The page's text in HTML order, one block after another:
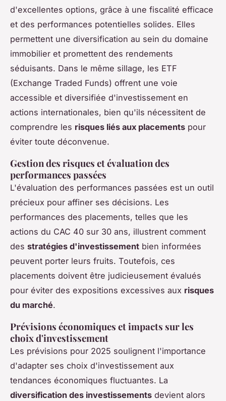
d'excellentes options, grâce à une fiscalité efficace
et des performances potentielles solides. Elles
permettent une diversification au sein du domaine
immobilier et promettent des rendements
séduisants. Dans le même sillage, les ETF
(Exchange Traded Funds) offrent une voie
accessible et diversifiée d'investissement en
actions internationales, bien qu'ils nécessitent de
comprendre les risques liés aux placements pour
éviter toute déconvenue.
Gestion des risques et évaluation des
performances passées
L'évaluation des performances passées est un outil
précieux pour affiner ses décisions. Les
performances des placements, telles que les
actions du CAC 40 sur 30 ans, illustrent comment
des stratégies d'investissement bien informées
peuvent porter leurs fruits. Toutefois, ces
placements doivent être judicieusement évalués
pour éviter des expositions excessives aux risques
du marché.
Prévisions économiques et impacts sur les
choix d'investissement
Les prévisions pour 2025 soulignent l'importance
d'adapter ses choix d'investissement aux
tendances économiques fluctuantes. La
diversification des investissements devient alors